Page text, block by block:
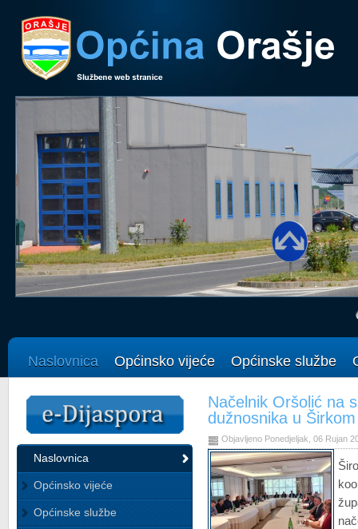
Naslovnica Općinsko vijeće Općinske službe
Naslovnica
Općinsko vijeće
Općinske službe
Načelnik Oršolić na
dužnosnika u
Objavljeno Ponedjeljak, 06 Rujan